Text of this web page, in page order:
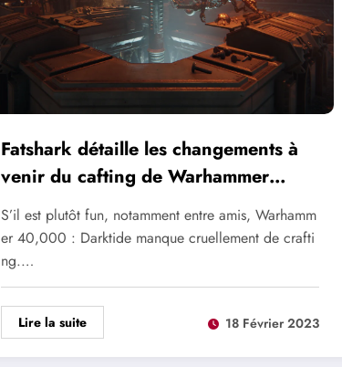
Fatshark détaille les changements à
venir du cafting de Warhammer
40,000 : Darktide
S’il est plutôt fun, notamment entre amis, Warhamm
er 40,000 : Darktide manque cruellement de crafti
ng.…
Lire la suite 18 Février 2023